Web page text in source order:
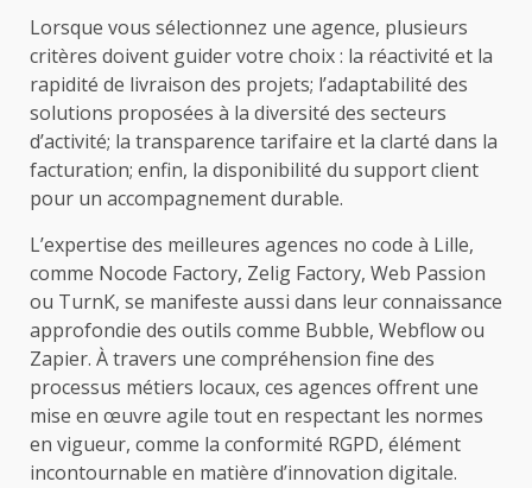
Lorsque vous sélectionnez une agence, plusieurs
critères doivent guider votre choix : la réactivité et la
rapidité de livraison des projets; l’adaptabilité des
solutions proposées à la diversité des secteurs
d’activité; la transparence tarifaire et la clarté dans la
facturation; enfin, la disponibilité du support client
pour un accompagnement durable.
L’expertise des meilleures agences no code à Lille,
comme Nocode Factory, Zelig Factory, Web Passion
ou TurnK, se manifeste aussi dans leur connaissance
approfondie des outils comme Bubble, Webflow ou
Zapier. À travers une compréhension fine des
processus métiers locaux, ces agences offrent une
mise en œuvre agile tout en respectant les normes
en vigueur, comme la conformité RGPD, élément
incontournable en matière d’innovation digitale.